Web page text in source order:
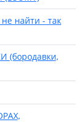
найти - так